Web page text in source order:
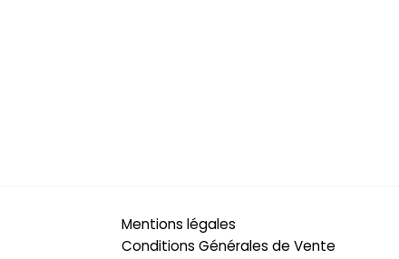
Mentions légales
Conditions Générales de Vente